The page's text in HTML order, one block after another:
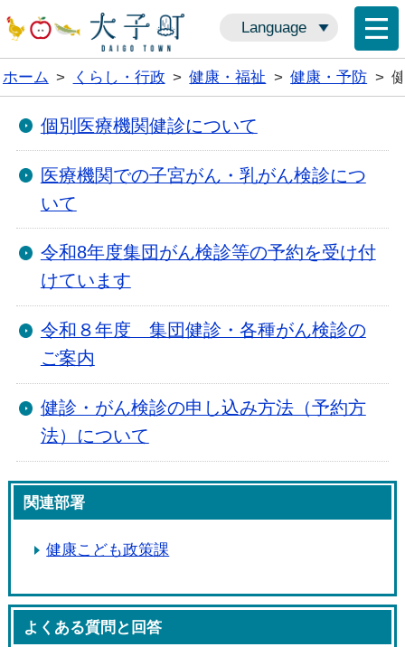
Language
ホーム > くらし・行政 > 健康・福祉 > 健康・予防 >
個別医療機関健診について
医療機関での子宮がん・乳がん検診につ
いて
令和8年度集団がん検診等の予約を受け付
けています
令和８年度 集団健診・各種がん検診の
ご案内
健診・がん検診の申し込み方法（予約方
法）について
関連部署
健康こども政策課
よくある質問と回答